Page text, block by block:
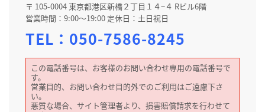
〒 105-0004 東京都港区新橋２丁目１４−４ Rビル6階
営業時間：9:00～19:00 定休日：土日祝日
TEL： 050-7586-8245
この電話番号は、お客様のお問い合わせ専用の電話番号で
す。
営業目的、お問い合わせ目的外でのご利用はご遠慮下さ
い。
悪質な場合、サイト管理者より、損害賠償請求を行わせて